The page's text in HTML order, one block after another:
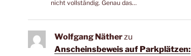
nicht vollständig. Genau das…
Wolfgang Nätherzu
Anscheinsbeweis auf Parkplätzen: